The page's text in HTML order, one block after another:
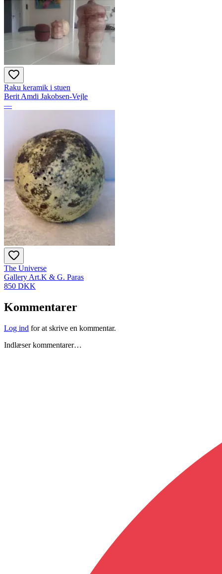
Raku keramik i stuen
Berit Amdi Jakobsen-Vejle
—
The Universe
Gallery Art.K & G. Paras
850 DKK
Kommentarer
Log ind for at skrive en kommentar.
Indlæser kommentarer…